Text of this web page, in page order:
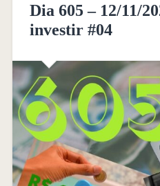
Dia 605 – 12/11/
investir #04